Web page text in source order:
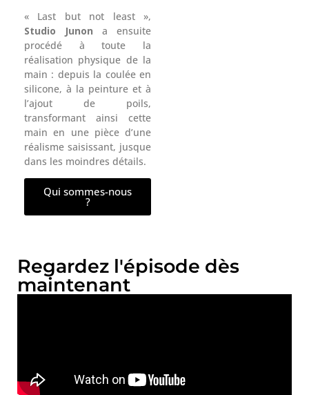
« Last but not least »,
Studio Junon a ensuite
procédé à toute la
réalisation physique de la
main : depuis la coulée en
silicone, à la peinture et à
l’ajout de poils,
transformant ainsi cette
main en une pièce d’une
réalisme saisissant, jusque
dans les moindres détails.
Qui sommes-nous
?
Regardez l'épisode dès
maintenant